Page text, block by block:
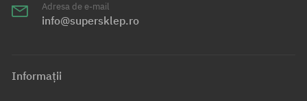
Adresa de e-mail
info@supersklep.ro
Informații